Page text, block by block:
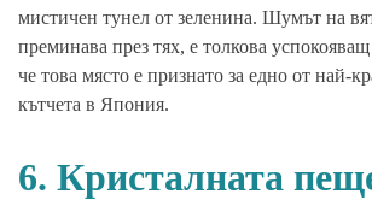
мистичен тунел от зеленина. Шумът на
преминава през тях, е толкова
че това място е признато за едно от най-
кътчета в Япония.
6. Кристалната